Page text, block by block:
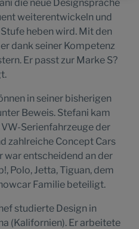
die neue Designsprache
weiterentwickeln und
heben wird. Mit den
dank seiner Kompetenz
Er passt zur Marke S?
in seiner bisherigen
Beweis. Stefani kam
Serienfahrzeuge der
zahlreiche Concept Cars
war entscheidend an der
Polo, Jetta, Tiguan, dem
Familie beteiligt.
studierte Design in
(Kalifornien). Er arbeitete